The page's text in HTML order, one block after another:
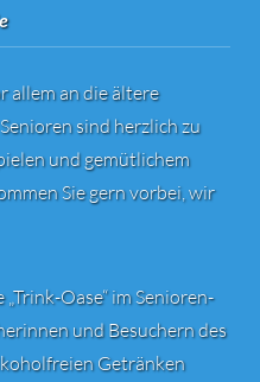
allem an die ältere
sind herzlich zu
und gemütlichem
Sie gern vorbei, wir
Oase“ im Senioren-
und Besuchern des
Getränken